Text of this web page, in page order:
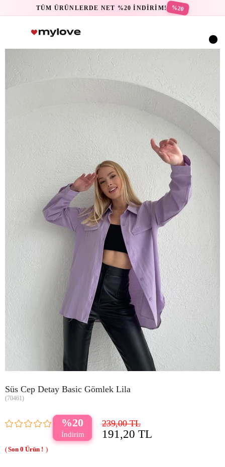
TÜM ÜRÜNLERDE NET %20 İNDİRİM! %20
Süs Cep Detay Basic Gömlek Lila
(70461)
20 239,00 TL
191,20 TL
0